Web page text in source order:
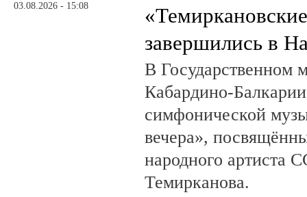
03.08.2026 - 15:08
завершились в
В Государственном
Кабардино-
симфонической
вечера»,
народного артиста
Темирканова.